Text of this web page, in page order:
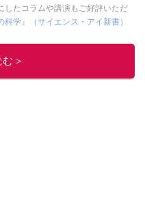
したコラムや講演もご好評いただ
科学』（サイエンス・アイ新書）
オシストの他の記事を読む
＞